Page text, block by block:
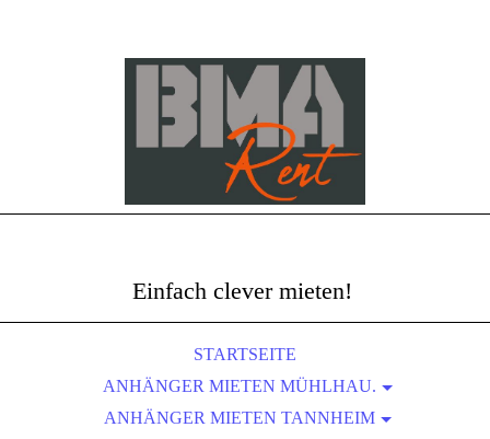
Einfach clever mieten!
STARTSEITE
ANHÄNGER MIETEN MÜHLHAU.
ANHÄNGER MIT PLANE M/L/XL
ANHÄNGER MIETEN TANNHEIM